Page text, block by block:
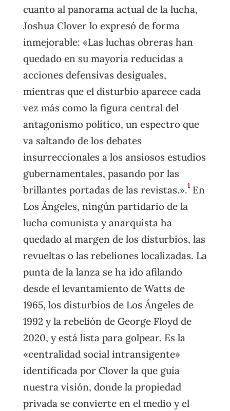
cuanto al panorama actual de la lucha,
Joshua Clover lo expresó de forma
inmejorable: «Las luchas obreras han
quedado en su mayoría reducidas a
acciones defensivas desiguales,
mientras que el disturbio aparece cada
vez más como la figura central del
antagonismo político, un espectro que
va saltando de los debates
insurreccionales a los ansiosos estudios
gubernamentales, pasando por las
brillantes portadas de las revistas.».1En
Los Ángeles, ningún partidario de la
lucha comunista y anarquista ha
quedado al margen de los disturbios, las
revueltas o las rebeliones localizadas. La
punta de la lanza se ha ido afilando
desde el levantamiento de Watts de
1965, los disturbios de Los Ángeles de
1992 y la rebelión de George Floyd de
2020, y está lista para golpear. Es la
«centralidad social intransigente»
identificada por Clover la que guía
nuestra visión, donde la propiedad
privada se convierte en el medio y el